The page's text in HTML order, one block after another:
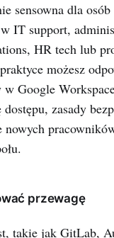
sensowna dla osób
IT support,
HR tech lub
możesz
w Google
zasady
nowych
przewagę
takie jak GitLab,